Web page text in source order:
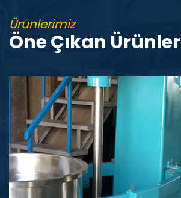
Ürünlerimiz
Öne Çıkan Ürünler